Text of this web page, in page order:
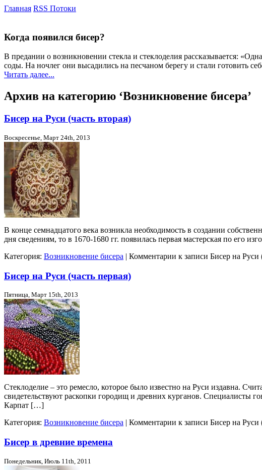
Главная RSS Потоки
Когда появился бисер?
В предании о возникновении стекла и стеклоделия рассказывается:
соды. На ночлег они высадились на песчаном берегу и стали готовить
Читать далее...
Архив на категорию ‘Возникновение бисера’
Бисер на Руси (часть вторая)
Воскресенье, Март 24th, 2013
В конце семнадцатого века возникла необходимость в создании
дня сведениям, то в 1670-1680 гг. появилась первая мастерская по его
Категория: Возникновение бисера | Комментарии к записи Бисер на Руси
Бисер на Руси (часть первая)
Пятница, Март 15th, 2013
Стеклоделие – это ремесло, которое было известно на Руси издавна.
свидетельствуют раскопки городищ и древних курганов. Специалисты
Карпат […]
Категория: Возникновение бисера | Комментарии к записи Бисер на Руси
Бисер в древние времена
Понедельник, Июль 11th, 2011